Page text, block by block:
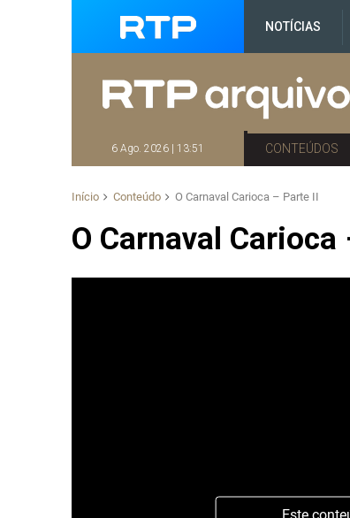
NOTÍCIAS
6 Ago. 2026 | 13:51 CONTEÚDOS
Início Conteúdo O Carnaval Carioca – Parte II
O Carnaval
Este